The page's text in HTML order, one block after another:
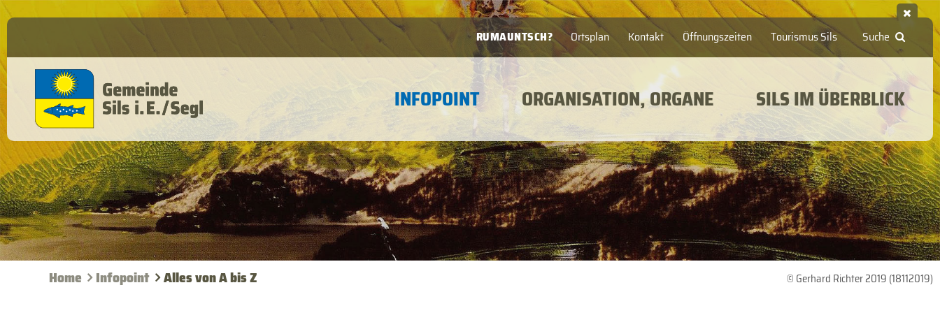
Suche
Ortsplan Kontakt Öffnungszeiten Tourismus Sils
RUMAUNTSCH?
INFOPOINT ORGANISATION, ORGANE SILS IM ÜBERBLICK
© Gerhard Richter 2019 (18112019)
Home Infopoint Alles von A bis Z